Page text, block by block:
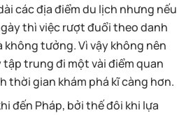
các địa điểm du lịch nhưng nếu
thì việc rượt đuổi theo danh
không tưởng. Vì vậy không nên
tập trung đi một vài điểm quan
thời gian khám phá kĩ càng hơn.
đến Pháp, bởi thế đôi khi lựa